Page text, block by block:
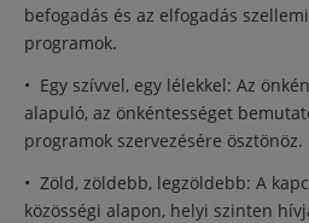
befogadás és az elfogadás
programok.
• Egy szívvel, egy lélekkel: Az
alapuló, az önkéntességet
programok szervezésére ösztönöz.
• Zöld, zöldebb, legzöldebb: A
közösségi alapon, helyi szinten